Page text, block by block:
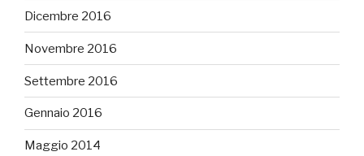
Dicembre 2016
Novembre 2016
Settembre 2016
Gennaio 2016
Maggio 2014